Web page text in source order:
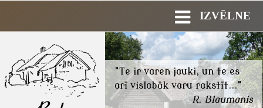
IZVĒLNE
"Te ir varen jauki, un te es
arī vislabāk varu rakstīt..."
R. Blaumanis